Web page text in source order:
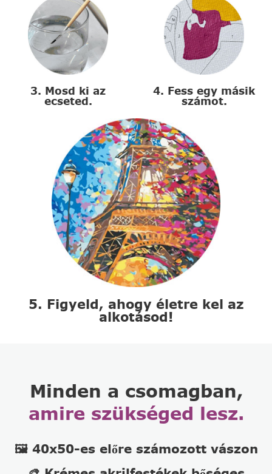
3. Mosd ki az
ecseted.
4. Fess egy másik
számot.
5. Figyeld, ahogy életre kel az
alkotásod!
Minden a csomagban,
amire szükséged lesz.
🖼️ 40x50-es előre számozott vászon